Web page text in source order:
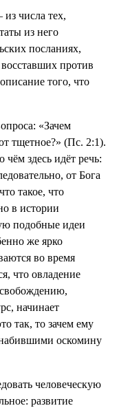
числа тех,
из него
посланиях,
против
того, что
«Зачем
тщетное?» (Пс. 2:1).
здесь идёт речь:
от Бога
такое, что
в истории
подобные идеи
же ярко
во время
что овладение
начинает
так, то зачем ему
оскомину
человеческую
развитие